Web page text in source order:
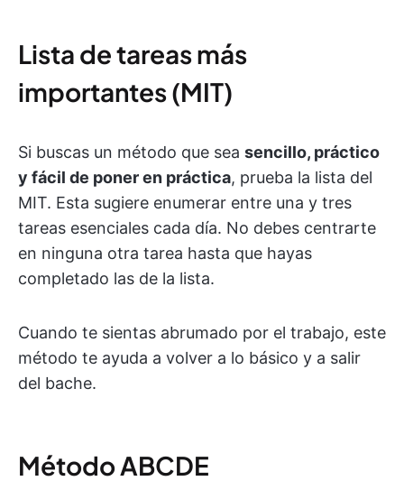
Lista de tareas más
importantes (MIT)
Si buscas un método que sea sencillo, práctico
y fácil de poner en práctica, prueba la lista del
MIT. Esta sugiere enumerar entre una y tres
tareas esenciales cada día. No debes centrarte
en ninguna otra tarea hasta que hayas
completado las de la lista.
Cuando te sientas abrumado por el trabajo, este
método te ayuda a volver a lo básico y a salir
del bache.
Método ABCDE